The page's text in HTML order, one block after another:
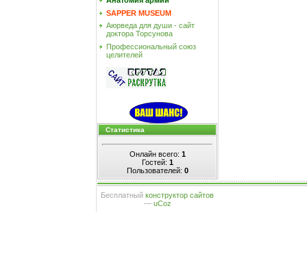
SAPPER MUSEUM
Аюрведа для души - сайт
доктора Торсунова
Профессиональный союз
целителей
Статистика
Онлайн всего: 1
Гостей: 1
Пользователей: 0
Бесплатный конструктор сайтов
— uCoz